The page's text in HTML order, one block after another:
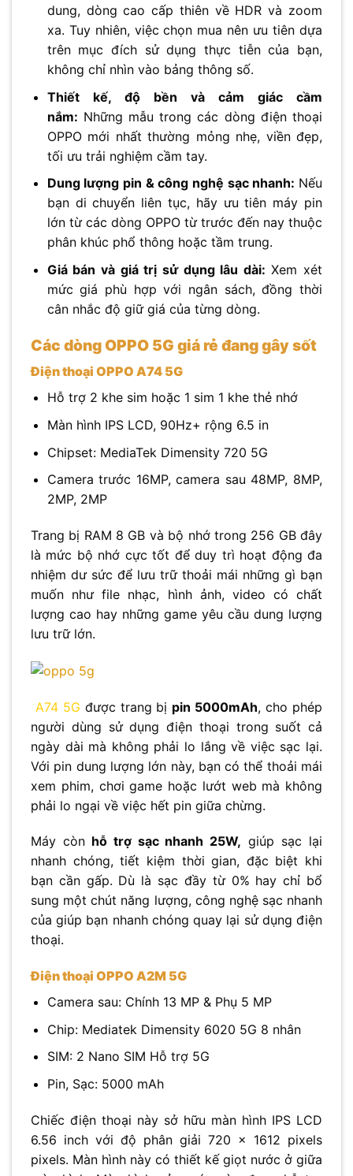
dung, dòng cao cấp thiên về HDR và zoom
xa. Tuy nhiên, việc chọn mua nên ưu tiên dựa
trên mục đích sử dụng thực tiễn của bạn,
không chỉ nhìn vào bảng thông số.
Thiết kế, độ bền và cảm giác cầm
nắm: Những mẫu trong các dòng điện thoại
OPPO mới nhất thường mỏng nhẹ, viền đẹp,
tối ưu trải nghiệm cầm tay.
Dung lượng pin & công nghệ sạc nhanh: Nếu
bạn di chuyển liên tục, hãy ưu tiên máy pin
lớn từ các dòng OPPO từ trước đến nay thuộc
phân khúc phổ thông hoặc tầm trung.
Giá bán và giá trị sử dụng lâu dài: Xem xét
mức giá phù hợp với ngân sách, đồng thời
cân nhắc độ giữ giá của từng dòng.
Các dòng OPPO 5G giá rẻ đang gây sốt
Điện thoại OPPO A74 5G
Hỗ trợ 2 khe sim hoặc 1 sim 1 khe thẻ nhớ
Màn hình IPS LCD, 90Hz+ rộng 6.5 in
Chipset: MediaTek Dimensity 720 5G
Camera trước 16MP, camera sau 48MP, 8MP,
2MP, 2MP
Trang bị RAM 8 GB và bộ nhớ trong 256 GB đây
là mức bộ nhớ cực tốt để duy trì hoạt động đa
nhiệm dư sức để lưu trữ thoải mái những gì bạn
muốn như file nhạc, hình ảnh, video có chất
lượng cao hay những game yêu cầu dung lượng
lưu trữ lớn.
A74 5G được trang bị pin 5000mAh, cho phép
người dùng sử dụng điện thoại trong suốt cả
ngày dài mà không phải lo lắng về việc sạc lại.
Với pin dung lượng lớn này, bạn có thể thoải mái
xem phim, chơi game hoặc lướt web mà không
phải lo ngại về việc hết pin giữa chừng.
Máy cònhỗ trợ sạc nhanh 25W, giúp sạc lại
nhanh chóng, tiết kiệm thời gian, đặc biệt khi
bạn cần gấp. Dù là sạc đầy từ 0% hay chỉ bổ
sung một chút năng lượng, công nghệ sạc nhanh
của giúp bạn nhanh chóng quay lại sử dụng điện
thoại.
Điện thoại OPPO A2M 5G
Camera sau: Chính 13 MP & Phụ 5 MP
Chip: Mediatek Dimensity 6020 5G 8 nhân
SIM: 2 Nano SIM Hỗ trợ 5G
Pin, Sạc: 5000 mAh
Chiếc điện thoại này sở hữu màn hình IPS LCD
6.56 inch với độ phân giải 720 x 1612 pixels
pixels. Màn hình này có thiết kế giọt nước ở giữa